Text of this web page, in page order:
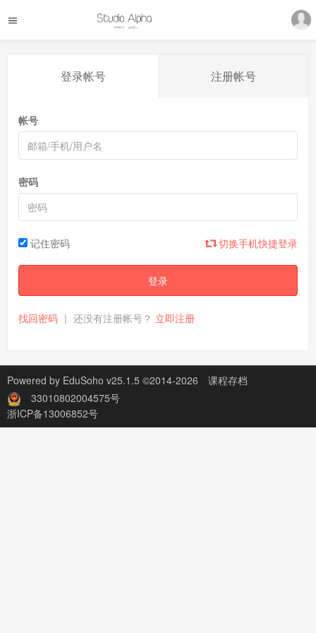
登录帐号 注册帐号
帐号
密码
记住密码 切换手机快捷登录
登录
找回密码 | 还没有注册帐号？ 立即注册
Powered by EduSoho v25.1.5 ©2014-2026
课程存档
33010802004575号
浙ICP备13006852号